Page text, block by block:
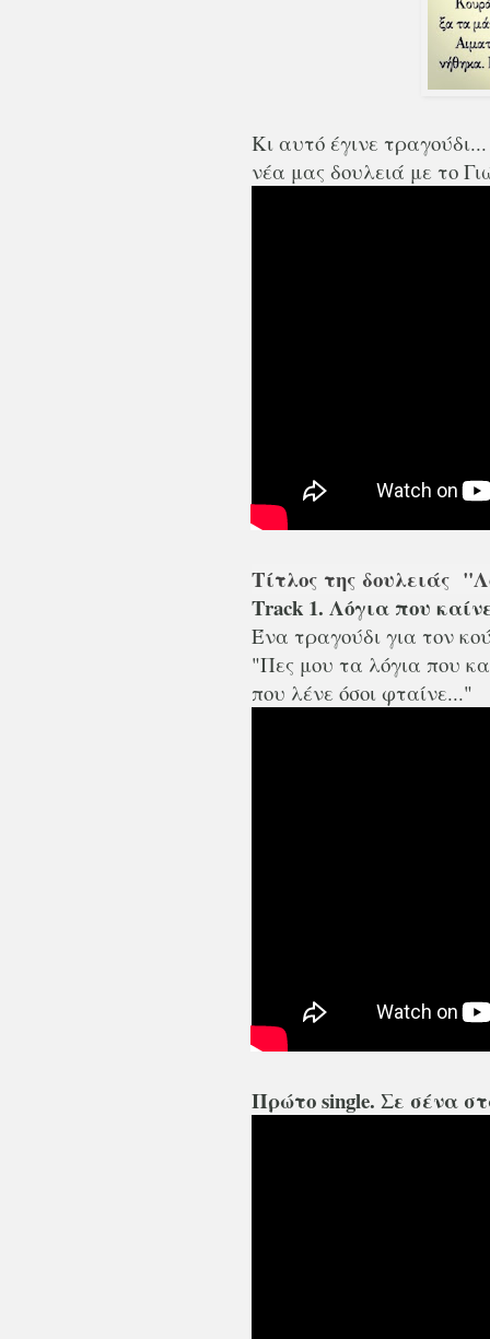
Κι αυτό έγινε
νέα μας δουλειά με το
Τίτλος της δουλειάς
Track 1. Λόγια που
Ένα τραγούδι για τον
"Πες μου τα λόγια που
που λένε όσοι φταίνε..."
Πρώτο single. Σε σένα